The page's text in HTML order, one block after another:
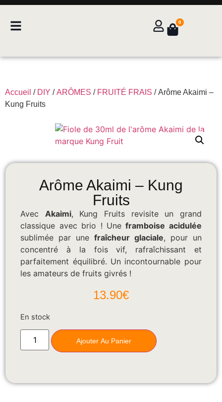
0
Accueil / DIY /ARÔMES / FRUITÉ FRAIS / Arôme Akaimi –
Kung Fruits
Arôme Akaimi – Kung
Fruits
Avec Akaimi, Kung Fruits revisite un grand
classique avec brio ! Uneframboise acidulée
sublimée par une fraîcheur glaciale, pour un
concentré à la fois vif, rafraîchissant et
parfaitement équilibré. Un incontournable pour
les amateurs de fruits givrés !
13.90€
En stock
Ajouter Au Panier